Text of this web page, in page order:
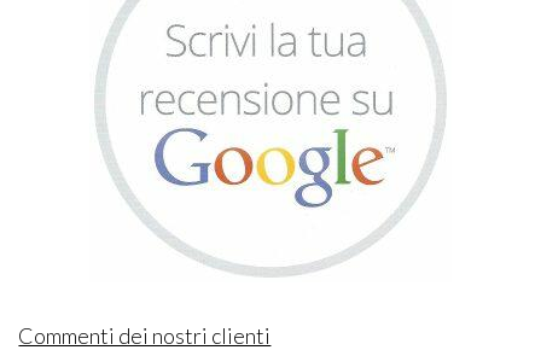
Commenti dei nostri clienti